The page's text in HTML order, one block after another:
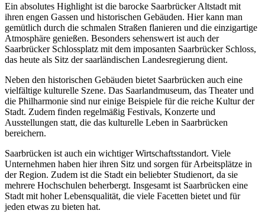
Ein absolutes Highlight ist die barocke Saarbrücker Altstadt mit
ihren engen Gassen und historischen Gebäuden. Hier kann man
gemütlich durch die schmalen Straßen flanieren und die einzigartige
Atmosphäre genießen. Besonders sehenswert ist auch der
Saarbrücker Schlossplatz mit dem imposanten Saarbrücker Schloss,
das heute als Sitz der saarländischen Landesregierung dient.
Neben den historischen Gebäuden bietet Saarbrücken auch eine
vielfältige kulturelle Szene. Das Saarlandmuseum, das Theater und
die Philharmonie sind nur einige Beispiele für die reiche Kultur der
Stadt. Zudem finden regelmäßig Festivals, Konzerte und
Ausstellungen statt, die das kulturelle Leben in Saarbrücken
bereichern.
Saarbrücken ist auch ein wichtiger Wirtschaftsstandort. Viele
Unternehmen haben hier ihren Sitz und sorgen für Arbeitsplätze in
der Region. Zudem ist die Stadt ein beliebter Studienort, da sie
mehrere Hochschulen beherbergt. Insgesamt ist Saarbrücken eine
Stadt mit hoher Lebensqualität, die viele Facetten bietet und für
jeden etwas zu bieten hat.